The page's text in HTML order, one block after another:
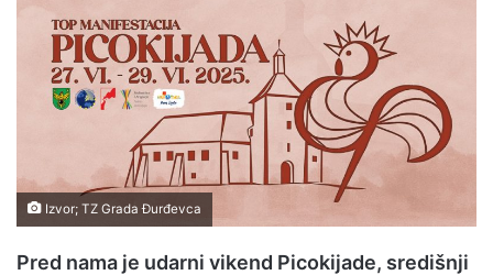
a
i
l
Izvor; TZ Grada Đurđevca
Pred nama je udarni vikend Picokijade, središnji